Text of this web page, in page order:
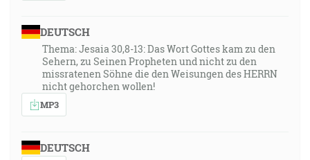
DEUTSCH
Thema: Jesaia 30,8-13: Das Wort Gottes kam zu den
Sehern, zu Seinen Propheten und nicht zu den
missratenen Söhne die den Weisungen des HERRN
nicht gehorchen wollen!
MP3
DEUTSCH